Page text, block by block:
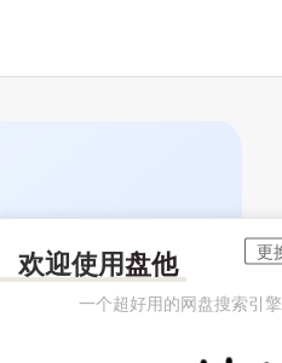
欢迎使用盘他
一个超好用的网盘搜索引擎